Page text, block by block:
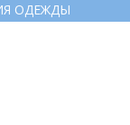
ОДЕЖДЫ